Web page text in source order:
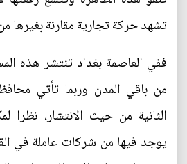
تشهد حركة تجارية مقارنة بغيرها
ففي العاصمة بغداد تنتشر هذه
من باقي المدن وربما تأتي
الثانية من حيث الانتشار، نظرا
يوجد فيها من شركات عاملة في